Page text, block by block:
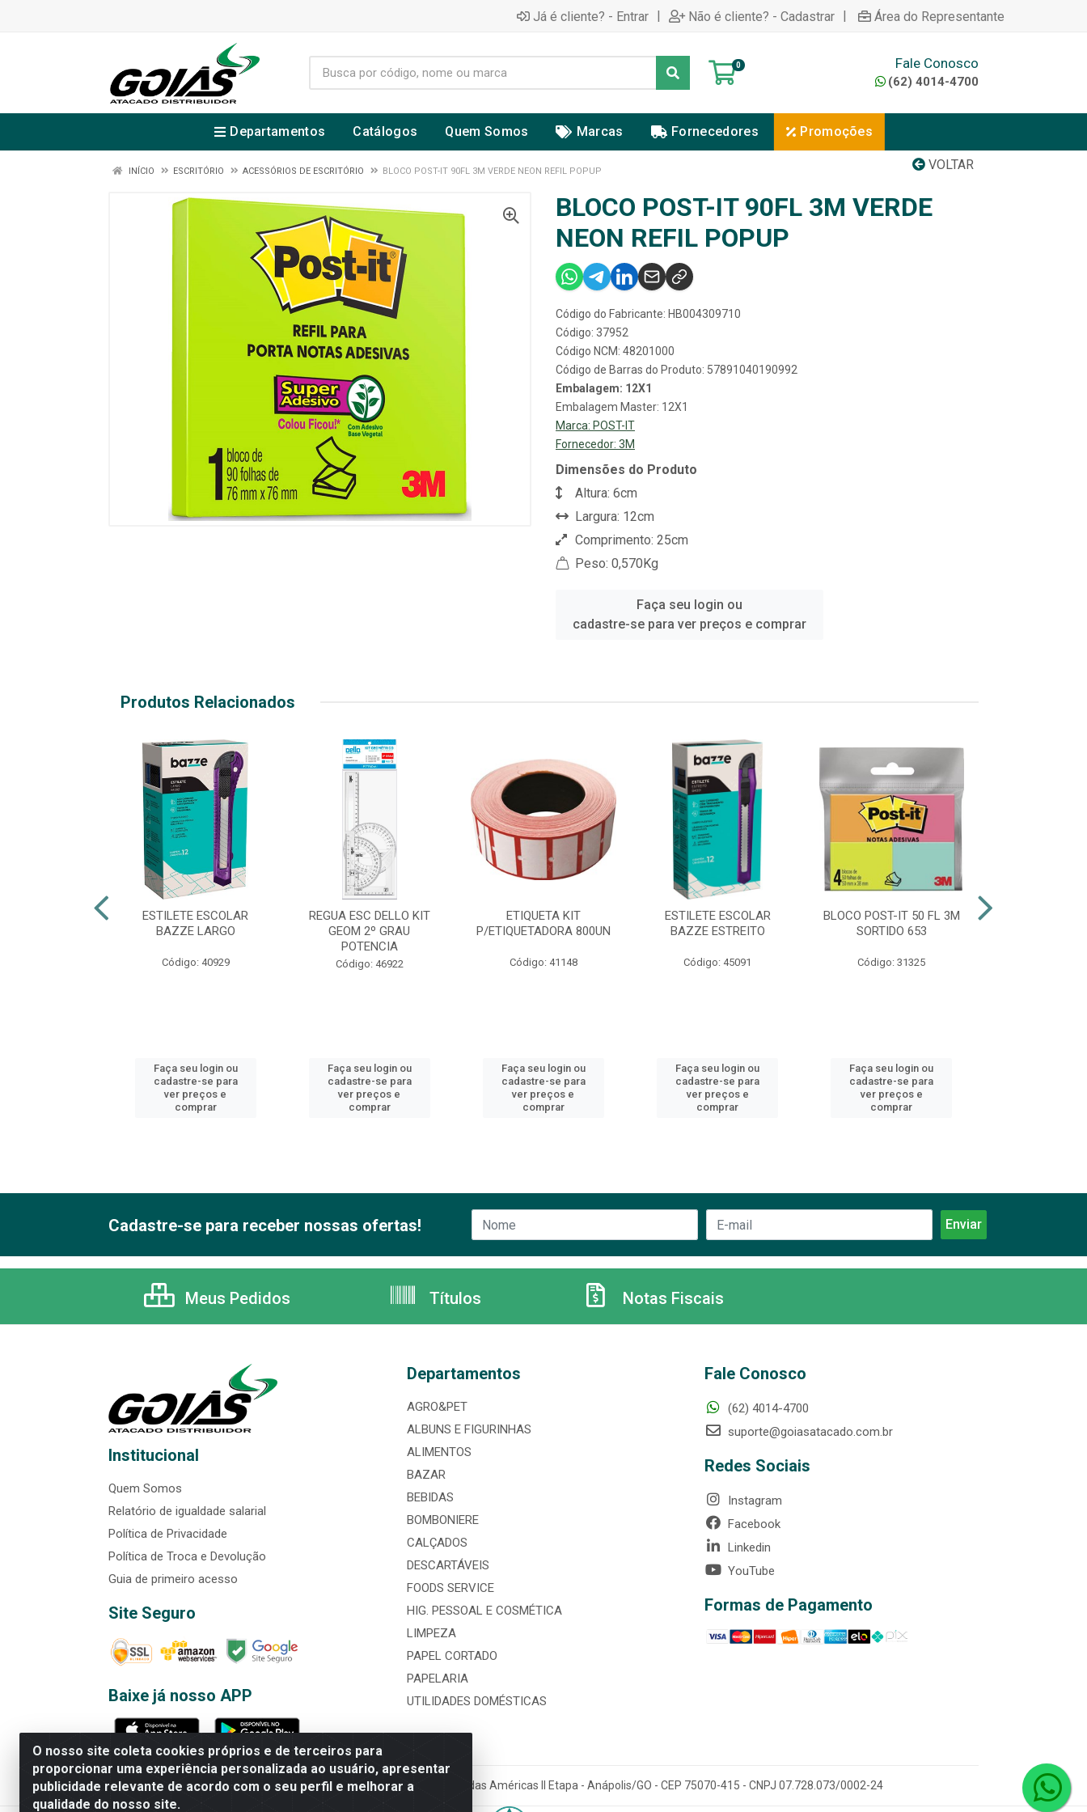
Já é cliente? - Entrar | Não é cliente? - Cadastrar | Área do Representante
0 Fale Conosco
(62) 4014-4700
Departamentos Catálogos Quem Somos Marcas Fornecedores Promoções
VOLTAR
INÍCIO ESCRITÓRIO ACESSÓRIOS DE ESCRITÓRIO BLOCO POST-IT 90FL 3M VERDE NEON REFIL POPUP
BLOCO POST-IT 90FL 3M VERDE
NEON REFIL POPUP
Código do Fabricante: HB004309710
Código: 37952
Código NCM: 48201000
Código de Barras do Produto: 57891040190992
Embalagem: 12X1
Embalagem Master: 12X1
Marca: POST-IT
Fornecedor: 3M
Dimensões do Produto
Altura: 6cm
Largura: 12cm
Comprimento: 25cm
Peso: 0,570Kg
Faça seu login ou
cadastre-se para ver preços e comprar
Produtos Relacionados
ESTILETE ESCOLAR
BAZZE LARGO
Código: 40929
Faça seu login ou
cadastre-se para
ver preços e
comprar
REGUA ESC DELLO KIT
GEOM 2º GRAU
POTENCIA
Código: 46922
Faça seu login ou
cadastre-se para
ver preços e
comprar
ETIQUETA KIT
P/ETIQUETADORA 800UN
Código: 41148
Faça seu login ou
cadastre-se para
ver preços e
comprar
ESTILETE ESCOLAR
BAZZE ESTREITO
Código: 45091
Faça seu login ou
cadastre-se para
ver preços e
comprar
BLOCO POST-IT 50 FL 3M
SORTIDO 653
Código: 31325
Faça seu login ou
cadastre-se para
ver preços e
comprar
O nosso site coleta cookies próprios e de terceiros para
proporcionar uma experiência personalizada ao usuário, apresentar
publicidade relevante de acordo com o seu perfil e melhorar a
qualidade do nosso site.
Cadastre-se para receber nossas ofertas!
Meus Pedidos Títulos Notas Fiscais
Institucional
Quem Somos
Relatório de igualdade salarial
Política de Privacidade
Política de Troca e Devolução
Guia de primeiro acesso
Site Seguro
Baixe já nosso APP
Departamentos
AGRO&PET
ALBUNS E FIGURINHAS
ALIMENTOS
BAZAR
BEBIDAS
BOMBONIERE
CALÇADOS
DESCARTÁVEIS
FOODS SERVICE
HIG. PESSOAL E COSMÉTICA
LIMPEZA
PAPEL CORTADO
PAPELARIA
UTILIDADES DOMÉSTICAS
Fale Conosco
(62) 4014-4700
suporte@goiasatacado.com.br
Redes Sociais
Instagram
Facebook
Linkedin
YouTube
Formas de Pagamento
Rede Brasil - Avenida Universitária, nº 3860, Jardim das Américas II Etapa - Anápolis/GO - CEP 75070-415 - CNPJ 07.728.073/0002-24